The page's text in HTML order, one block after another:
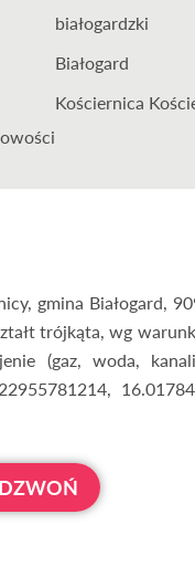
białogardzki
Białogard
Kościernica
gmina Białogard,
trójkąta, wg
(gaz, woda,